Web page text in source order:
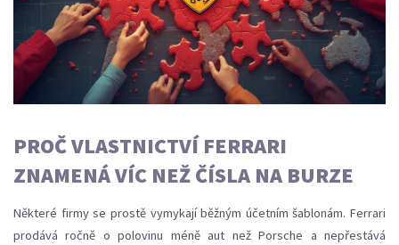
PROČ VLASTNICTVÍ FERRARI
ZNAMENÁ VÍC NEŽ ČÍSLA NA BURZE
Některé firmy se prostě vymykají běžným účetním šablonám. Ferrari
prodává ročně o polovinu méně aut než Porsche a nepřestává